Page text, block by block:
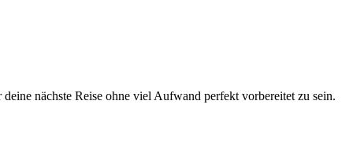
nächste Reise ohne viel Aufwand perfekt vorbereitet zu sein.